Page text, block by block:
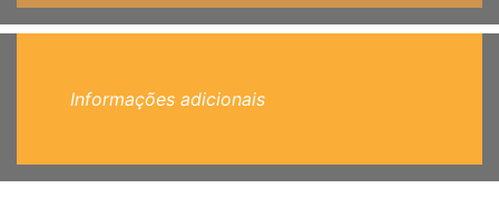
Informações adicionais